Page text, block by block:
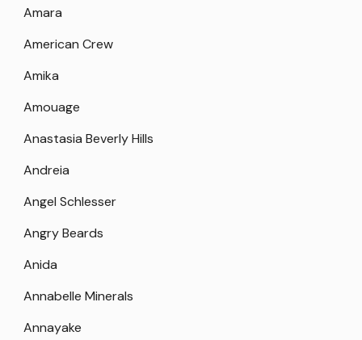
Amara
American Crew
Amika
Amouage
Anastasia Beverly Hills
Andreia
Angel Schlesser
Angry Beards
Anida
Annabelle Minerals
Annayake